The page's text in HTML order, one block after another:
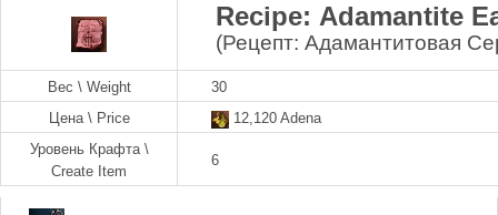
Recipe: Adamantite
(Рецепт: Адамантитовая
Вес \ Weight
30
Цена \ Price
12,120 Adena
Уровень Крафта \
Create Item
6